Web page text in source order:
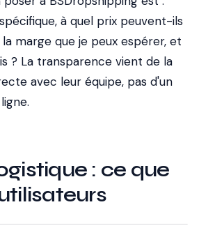
à quel prix peuvent-ils
marge que je peux espérer, et
? La transparence vient de la
avec leur équipe, pas d'un
: ce que